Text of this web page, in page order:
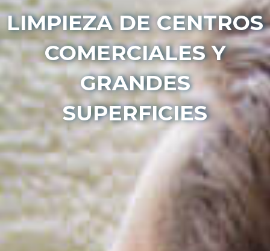
LIMPIEZA DE CENTROS
COMERCIALES Y
GRANDES
SUPERFICIES